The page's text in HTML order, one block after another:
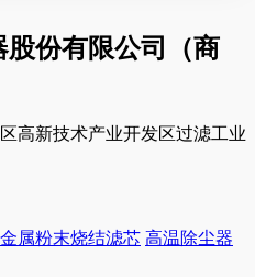
份有限公司（商
高新技术产业开发区过滤工业
金属粉末烧结滤芯 高温除尘器